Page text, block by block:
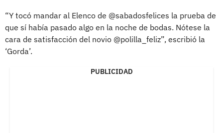
“Y tocó mandar al Elenco de @sabadosfelices la prueba de
que sí había pasado algo en la noche de bodas. Nótese la
cara de satisfacción del novio @polilla_feliz”, escribió la
‘Gorda’.
PUBLICIDAD